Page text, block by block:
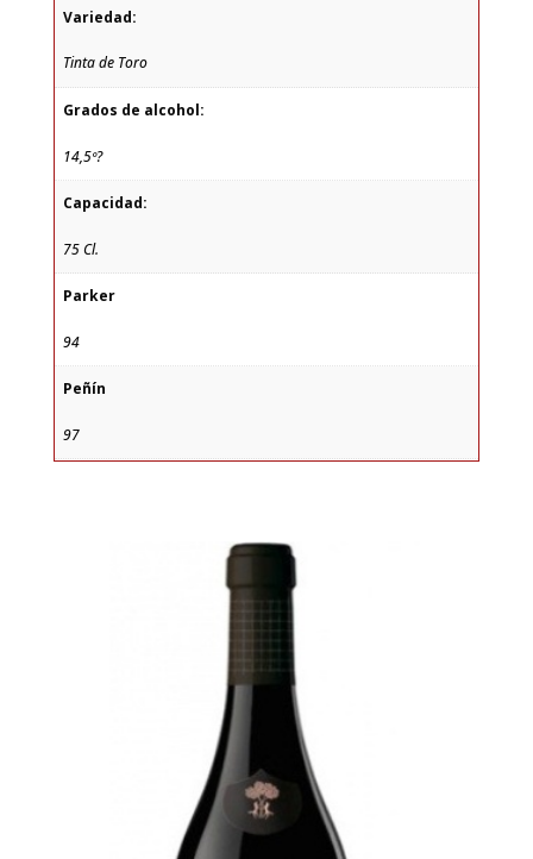
Variedad:
Tinta de Toro
Grados de alcohol:
14,5º?
Capacidad:
75 Cl.
Parker
94
Peñín
97